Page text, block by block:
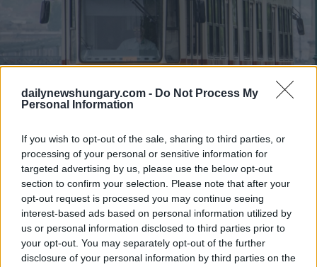
dailynewshungary.com - Do Not Process My
Personal Information
If you wish to opt-out of the sale, sharing to third parties, or
processing of your personal or sensitive information for
targeted advertising by us, please use the below opt-out
section to confirm your selection. Please note that after your
opt-out request is processed you may continue seeing
interest-based ads based on personal information utilized by
us or personal information disclosed to third parties prior to
your opt-out. You may separately opt-out of the further
disclosure of your personal information by third parties on the
Straßenbahn 2, Budapest Foto: Facebook,